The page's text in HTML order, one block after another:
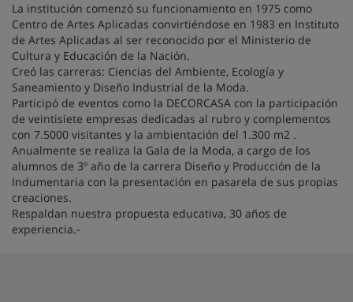
La institución comenzó su funcionamiento en 1975 como
Centro de Artes Aplicadas convirtiéndose en 1983 en Instituto
de Artes Aplicadas al ser reconocido por el Ministerio de
Cultura y Educación de la Nación.
Creó las carreras: Ciencias del Ambiente, Ecología y
Saneamiento y Diseño Industrial de la Moda.
Participó de eventos como la DECORCASA con la participación
de veintisiete empresas dedicadas al rubro y complementos
con 7.5000 visitantes y la ambientación del 1.300 m2 .
Anualmente se realiza la Gala de la Moda, a cargo de los
alumnos de 3º año de la carrera Diseño y Producción de la
Indumentaria con la presentación en pasarela de sus propias
creaciones.
Respaldan nuestra propuesta educativa, 30 años de
experiencia.-